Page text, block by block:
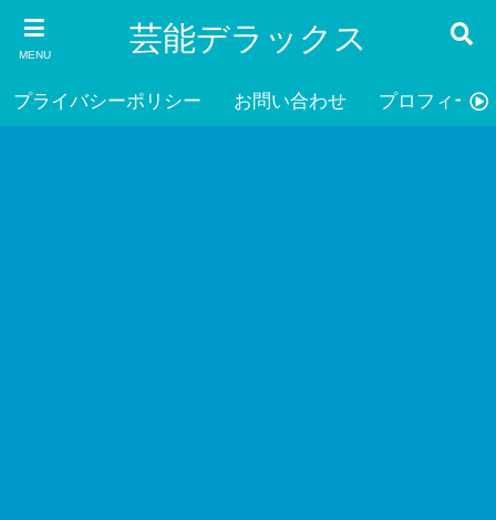
MENU 芸能デラックス
プライバシーポリシー お問い合わせ プロフィール